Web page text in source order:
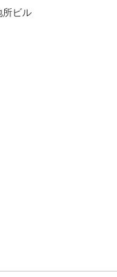
所ビル